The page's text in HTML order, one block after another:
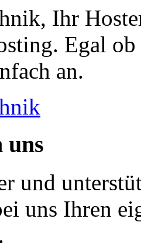
Ihr
Egal
an.
uns
und
uns Ihren